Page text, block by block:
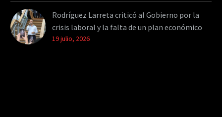
Rodríguez Larreta criticó al Gobierno por la
crisis laboral y la falta de un plan económico
19 julio, 2026